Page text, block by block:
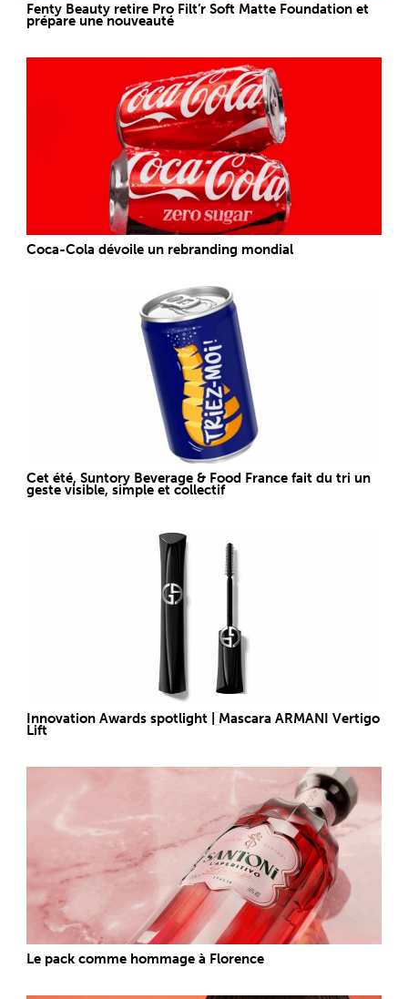
Fenty Beauty retire Pro Filt’r Soft Matte Foundation et
prépare une nouveauté
Coca-Cola dévoile un rebranding mondial
Cet été, Suntory Beverage & Food France fait du tri un
geste visible, simple et collectif
Innovation Awards spotlight | Mascara ARMANI Vertigo
Lift
Le pack comme hommage à Florence